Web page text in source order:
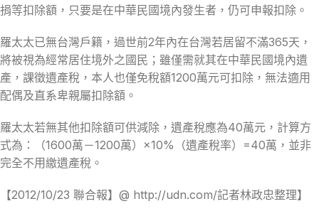
捐等扣除額，只要是在中華民國境內發生者，仍可申報扣除。
羅太太已無台灣戶籍，過世前2年內在台灣若居留不滿365天，
將被視為經常居住境外之國民；雖僅需就其在中華民國境內遺
產，課徵遺產稅，本人也僅免稅額1200萬元可扣除，無法適用
配偶及直系卑親屬扣除額。
羅太太若無其他扣除額可供減除，遺產稅應為40萬元，計算方
式為：（1600萬－1200萬）×10%（遺產稅率）=40萬，並非
完全不用繳遺產稅。
【2012/10/23 聯合報】@ http://udn.com/記者林政忠整理】